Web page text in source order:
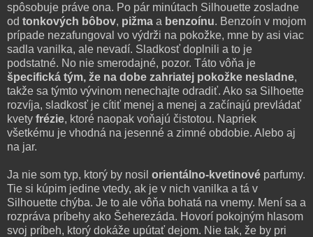
spôsobuje práve ona. Po pár minútach Silhouette zosladne
od tonkových bôbov, pižma a benzoínu. Benzoín v mojom
prípade nezafungoval vo výdrži na pokožke, mne by asi viac
sadla vanilka, ale nevadí. Sladkosť doplnili a to je
podstatné. No nie smerodajné, pozor. Táto vôňa je
špecifická tým, že na dobe zahriatej pokožke nesladne,
takže sa týmto vývinom nenechajte odradiť. Ako sa Silhoette
rozvíja, sladkosť je cítiť menej a menej a začínajú prevládať
kvety frézie, ktoré naopak voňajú čistotou. Napriek
všetkému je vhodná na jesenné a zimné obdobie. Alebo aj
na jar.
Ja nie som typ, ktorý by nosil orientálno-kvetinové parfumy.
Tie si kúpim jedine vtedy, ak je v nich vanilka a tá v
Silhouette chýba. Je to ale vôňa bohatá na vnemy. Mení sa a
rozpráva príbehy ako Šeherezáda. Hovorí pokojným hlasom
svoj príbeh, ktorý dokáže upútať dejom. Nie tak, že by pri